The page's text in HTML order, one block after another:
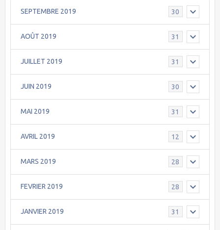
SEPTEMBRE 2019 30
AOÛT 2019 31
JUILLET 2019 31
JUIN 2019 30
MAI 2019 31
AVRIL 2019 12
MARS 2019 28
FEVRIER 2019 28
JANVIER 2019 31